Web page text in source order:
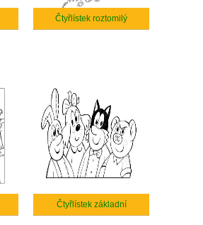
Čtyřlístek roztomilý
Čtyřlístek základní